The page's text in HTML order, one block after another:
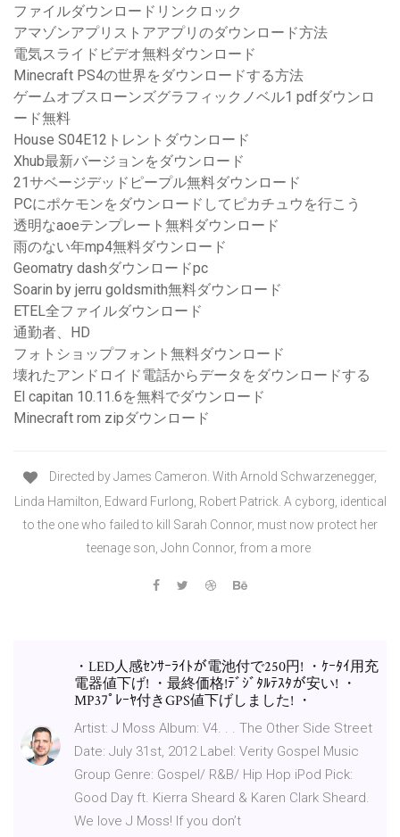
ファイルダウンロードリンクロック
アマゾンアプリストアアプリのダウンロード方法
電気スライドビデオ無料ダウンロード
Minecraft PS4の世界をダウンロードする方法
ゲームオブスローンズグラフィックノベル1 pdfダウンロ
ード無料
House S04E12トレントダウンロード
Xhub最新バージョンをダウンロード
21サベージデッドピープル無料ダウンロード
PCにポケモンをダウンロードしてピカチュウを行こう
透明なaoeテンプレート無料ダウンロード
雨のない年mp4無料ダウンロード
Geomatry dashダウンロードpc
Soarin by jerru goldsmith無料ダウンロード
ETEL全ファイルダウンロード
通勤者、HD
フォトショップフォント無料ダウンロード
壊れたアンドロイド電話からデータをダウンロードする
El capitan 10.11.6を無料でダウンロード
Minecraft rom zipダウンロード
Directed by James Cameron. With Arnold Schwarzenegger,
Linda Hamilton, Edward Furlong, Robert Patrick. A cyborg, identical
to the one who failed to kill Sarah Connor, must now protect her
teenage son, John Connor, from a more
・LED人感ｾﾝｻｰﾗｲﾄが電池付で250円! ・ｹｰﾀｲ用充
電器値下げ! ・最終価格!ﾃﾞｼﾞﾀﾙﾃｽﾀが安い! ・
MP3ﾌﾟﾚｰﾔ付きGPS値下げしました! ・
Artist: J Moss Album: V4. . . The Other Side Street
Date: July 31st, 2012 Label: Verity Gospel Music
Group Genre: Gospel/ R&B/ Hip Hop iPod Pick:
Good Day ft. Kierra Sheard & Karen Clark Sheard.
We love J Moss! If you don’t